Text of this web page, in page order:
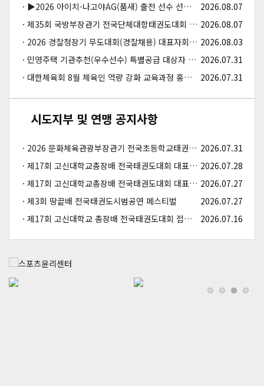
▶2026 아이치-나고야AG(품새) 출전 선수 선발 및 이의신청 공고…
2026.08.07
제35회 국방부장관기 전국단체대항태권도대회 개최 알림
2026.08.07
2026 경찰청장기 무도대회(경찰채용) 대표자회의 결과 및 대진표
2026.08.03
민영주택 기관추천(우수선수) 특별공급 대상자 모집(인천)
2026.07.31
대한체육회 8월 체육인 역량 강화 교육과정 홍보 및 교육생 모집
2026.07.31
시도지부 및 연맹 공지사항
2026 문화체육관광부장관기 전국초등학교태권도대회 개최 알림
2026.07.31
제17회 고신대학교총장배 전국태권도대회 대표자회의 결과 및 대진표, …
2026.07.28
제17회 고신대학교총장배 전국태권도대회 대표자회의 안내
2026.07.27
제3회 땅끝배 전국태권도시범공연 페스티벌
2026.07.27
제17회 고신대학교 총장배 전국태권도대회 접수기간 연장 안내
2026.07.16